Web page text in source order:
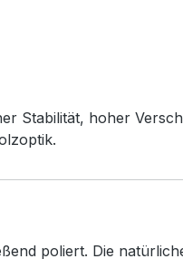
Stabilität, hoher
poliert. Die